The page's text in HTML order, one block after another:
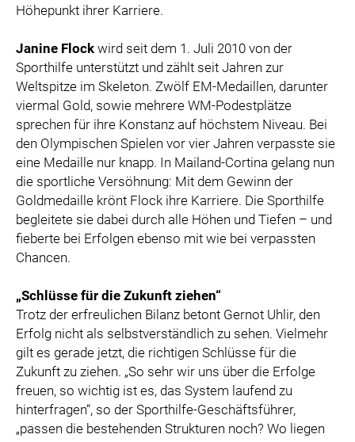
Höhepunkt ihrer Karriere.
Janine Flock wird seit dem 1. Juli 2010 von der
Sporthilfe unterstützt und zählt seit Jahren zur
Weltspitze im Skeleton. Zwölf EM-Medaillen, darunter
viermal Gold, sowie mehrere WM-Podestplätze
sprechen für ihre Konstanz auf höchstem Niveau. Bei
den Olympischen Spielen vor vier Jahren verpasste sie
eine Medaille nur knapp. In Mailand-Cortina gelang nun
die sportliche Versöhnung: Mit dem Gewinn der
Goldmedaille krönt Flock ihre Karriere. Die Sporthilfe
begleitete sie dabei durch alle Höhen und Tiefen – und
fieberte bei Erfolgen ebenso mit wie bei verpassten
Chancen.
„Schlüsse für die Zukunft ziehen“
Trotz der erfreulichen Bilanz betont Gernot Uhlir, den
Erfolg nicht als selbstverständlich zu sehen. Vielmehr
gilt es gerade jetzt, die richtigen Schlüsse für die
Zukunft zu ziehen. „So sehr wir uns über die Erfolge
freuen, so wichtig ist es, das System laufend zu
hinterfragen“, so der Sporthilfe-Geschäftsführer,
„passen die bestehenden Strukturen noch? Wo liegen